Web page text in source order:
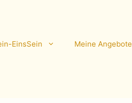
EinsSein Meine Angebote